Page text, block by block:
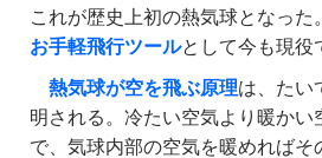
これが歴史上初の熱気球となった
お手軽飛行ツールとして今も現役
熱気球が空を飛ぶ原理は、たい
明される。冷たい空気より暖かい
で、気球内部の空気を暖めればそ